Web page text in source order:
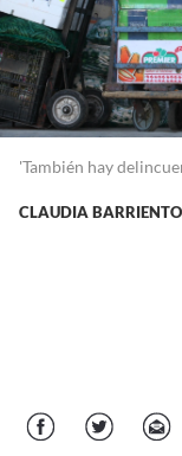
'También hay
CLAUDIA
Facebook Twitter Correo